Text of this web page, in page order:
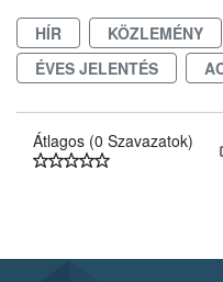
érésű szőlőkben is legyen
védekezésre. Az Oroganic
felhasználók számára is
engedélyezett.
HÍR KÖZLEMÉNY
ÉVES JELENTÉS
Átlagos (0 Szavazatok)